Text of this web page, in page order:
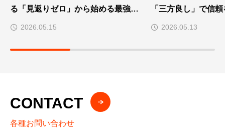
る「見返りゼロ」から始める最強の
資産運用術
2026.05.15
「三方良し」で信
術 2026.05.13
CONTACT
各種お問い合わせ